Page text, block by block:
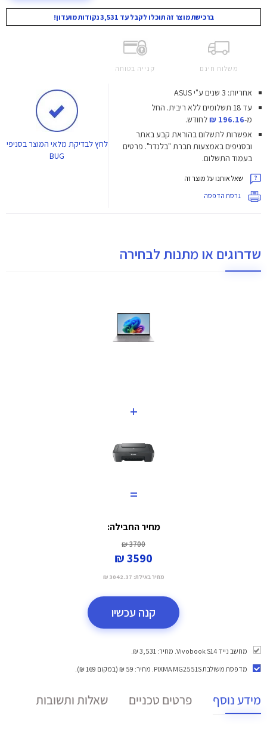
ברכישת מוצר זה תוכלו לקבל עד 3,531 נקודות מועדון!
משלוח חינם קנייה בטוחה
אחריות: 3 שנים ע"י ASUS
עד 18 תשלומים ללא ריבית.
החל
מ-196.16 ₪
לחודש.
אפשרות לתשלום בהוראת קבע באתר
ובסניפים באמצעות חברת "בלנדר". פרטים
בעמוד התשלום.
שאל אותנו על מוצר זה
גרסת הדפסה
לחץלבדיקת מלאי המוצר בסניפי
BUG
שדרוגים או מתנות לבחירה
+
=
מחיר החבילה:
3700 ₪
3590 ₪
מחיר באילת: 3042.37 ₪
קנה עכשיו
מחשב נייד Vivobook S14. מחיר: 3,531 ₪.
מדפסת משולבת PIXMA MG2551S
. מחיר: 59 ₪ (במקום 169 ₪).
מידע נוסף פרטים טכניים שאלות ותשובות